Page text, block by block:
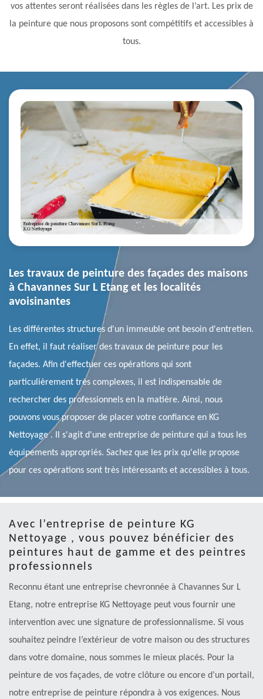
vos attentes seront réalisées dans les règles de l’art. Les prix de
la peinture que nous proposons sont compétitifs et accessibles à
tous.
Les travaux de peinture des façades des maisons
à Chavannes Sur L Etang et les localités
avoisinantes
Les différentes structures d'un immeuble ont besoin d'entretien.
En effet, il faut réaliser des travaux de peinture pour les
façades. Afin d'effectuer ces opérations qui sont
particulièrement très complexes, il est indispensable de
rechercher des professionnels en la matière. Ainsi, nous
pouvons vous proposer de placer votre confiance en KG
Nettoyage . Il s'agit d'une entreprise de peinture qui a tous les
équipements appropriés. Sachez que les prix qu'elle propose
pour ces opérations sont très intéressants et accessibles à tous.
Avec l’entreprise de peinture KG
Nettoyage , vous pouvez bénéficier des
peintures haut de gamme et des peintres
professionnels
Reconnu étant une entreprise chevronnée à Chavannes Sur L
Etang, notre entreprise KG Nettoyage peut vous fournir une
intervention avec une signature de professionnalisme. Si vous
souhaitez peindre l’extérieur de votre maison ou des structures
dans votre domaine, nous sommes le mieux placés. Pour la
peinture de vos façades, de votre clôture ou encore d’un portail,
notre entreprise de peinture répondra à vos exigences. Nous